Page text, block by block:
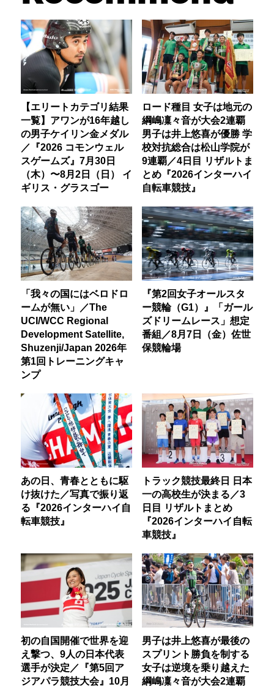
【エリートカテゴリ結果
一覧】アワンが16年越し
の男子ケイリン金メダル
／『2026 コモンウェル
スゲームズ』7月30日
（木）〜8月2日（日） イ
ギリス・グラスゴー
ロード種目 女子は地元の
綱嶋凜々音が大会2連覇
男子は井上悠喜が優勝 学
校対抗総合は松山学院が
9連覇／4日目 リザルトま
とめ『2026インターハイ
自転車競技』
「我々の国にはベロドロ
ームが無い」／The
UCI/WCC Regional
Development Satellite,
Shuzenji/Japan 2026年
第1回トレーニングキャ
ンプ
『第2回女子オールスタ
ー競輪（G1）』「ガール
ズドリームレース」想定
番組／8月7日（金）佐世
保競輪場
あの日、青春とともに駆
け抜けた／写真で振り返
る『2026インターハイ自
転車競技』
トラック競技最終日 日本
一の高校生が決まる／3
日目 リザルトまとめ
『2026インターハイ自転
車競技』
初の自国開催で世界を迎
え撃つ、9人の日本代表
選手が決定／『第5回ア
ジアパラ競技大会』10月
男子は井上悠喜が最後の
スプリント勝負を制する
女子は逆境を乗り越えた
綱嶋凜々音が大会2連覇